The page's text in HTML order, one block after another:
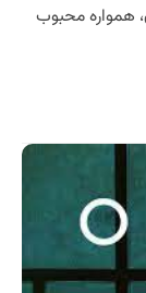
همواره محبوب